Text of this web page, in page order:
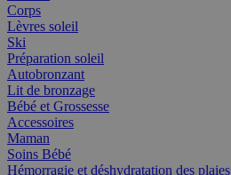
Corps
Lèvres soleil
Ski
Préparation soleil
Autobronzant
Lit de bronzage
Bébé et Grossesse
Accessoires
Maman
Soins Bébé
Hémorragie et déshydratation des plaies